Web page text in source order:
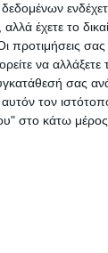
έχετε το
προτιμήσεις
να αλλάξετε
σας
τον
στο κάτω μέρος